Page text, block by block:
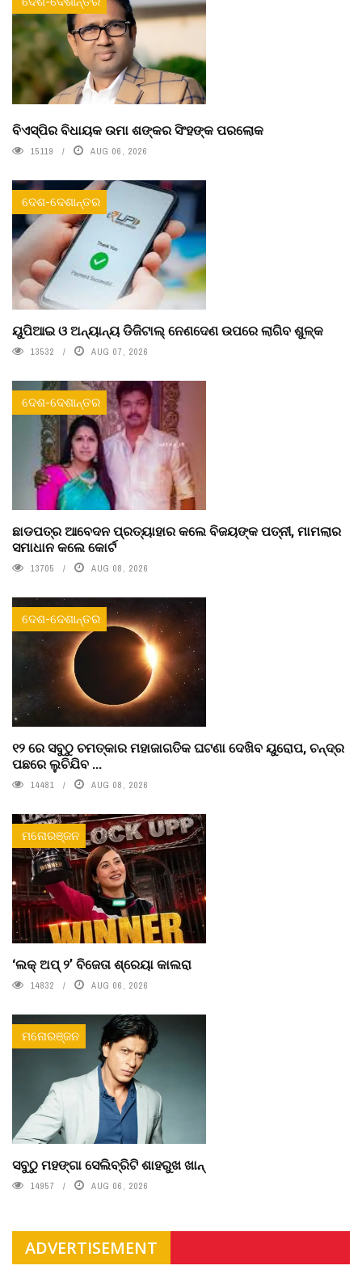
ବିଏସ୍‌ପିର ବିଧାୟକ ଉମା ଶଙ୍କର ସିଂହଙ୍କ ପରଲୋକ
15119 AUG 06, 2026
ଦେଶ-ଦେଶାନ୍ତର
ୟୁପିଆଇ ଓ ଅନ୍ୟାନ୍ୟ ଡିଜିଟାଲ୍ ନେଣଦେଣ ଉପରେ ଲାଗିବ ଶୁଳ୍କ
13532 AUG 07, 2026
ଦେଶ-ଦେଶାନ୍ତର
ଛାଡପତ୍ର ଆବେଦନ ପ୍ରତ୍ୟାହାର କଲେ ବିଜୟଙ୍କ ପତ୍ନୀ, ମାମଲାର
ସମାଧାନ କଲେ କୋର୍ଟ
13705 AUG 08, 2026
ଦେଶ-ଦେଶାନ୍ତର
୧୨ ରେ ସବୁଠୁ ଚମତ୍କାର ମହାଜାଗତିକ ଘଟଣା ଦେଖିବ ୟୁରୋପ, ଚନ୍ଦ୍ର
ପଛରେ ଲୁଚିଯିବ ...
14481 AUG 08, 2026
ମନୋରଞ୍ଜନ
‘ଲକ୍ ଅପ୍ ୨’ ବିଜେତା ଶ୍ରେୟା କାଲରା
14832 AUG 06, 2026
ମନୋରଞ୍ଜନ
ସବୁଠୁ ମହଙ୍ଗା ସେଲିବ୍ରିଟି ଶାହରୁଖ ଖାନ୍
14957 AUG 06, 2026
ADVERTISEMENT